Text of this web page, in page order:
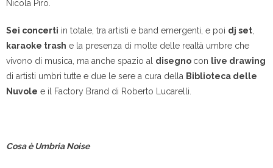
Nicola Piro.
Sei concerti in totale, tra artisti e band emergenti, e poi dj set
karaoke trash e la presenza di molte delle realtà umbre che
vivono di musica, ma anche spazio al disegno con live drawing
di artisti umbri tutte e due le sere a cura della Biblioteca delle
Nuvole e il Factory Brand di Roberto Lucarelli.
Cosa è Umbria Noise